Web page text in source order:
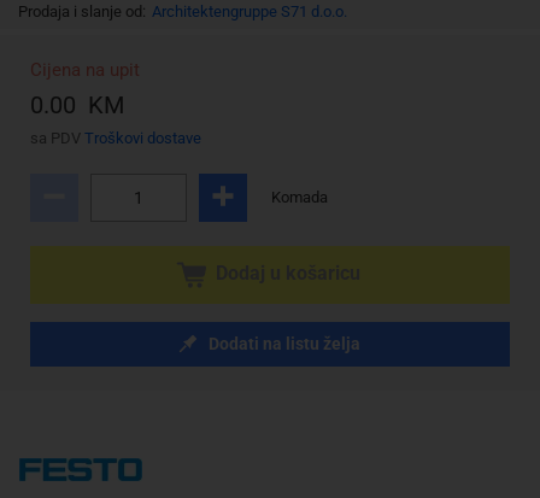
Prodaja i slanje od: Architektengruppe S71 d.o.o.
Cijena na upit
0.00 KM
sa PDV Troškovi dostave
Komada
Dodati na listu želja